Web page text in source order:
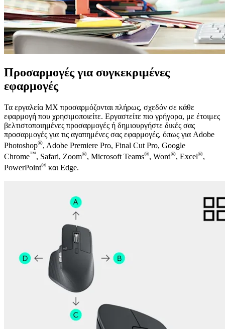
Προσαρμογές για συγκεκριμένες
εφαρμογές
Τα εργαλεία MX προσαρμόζονται πλήρως, σχεδόν σε κάθε
εφαρμογή που χρησιμοποιείτε. Εργαστείτε πιο γρήγορα, με έτοιμες
βελτιστοποιημένες προσαρμογές ή δημιουργήστε δικές σας
προσαρμογές για τις αγαπημένες σας εφαρμογές, όπως για Adobe
Photoshop®, Adobe Premiere Pro, Final Cut Pro, Google
Chrome™, Safari, Zoom®, Microsoft Teams®, Word®, Excel®,
PowerPoint® και Edge.